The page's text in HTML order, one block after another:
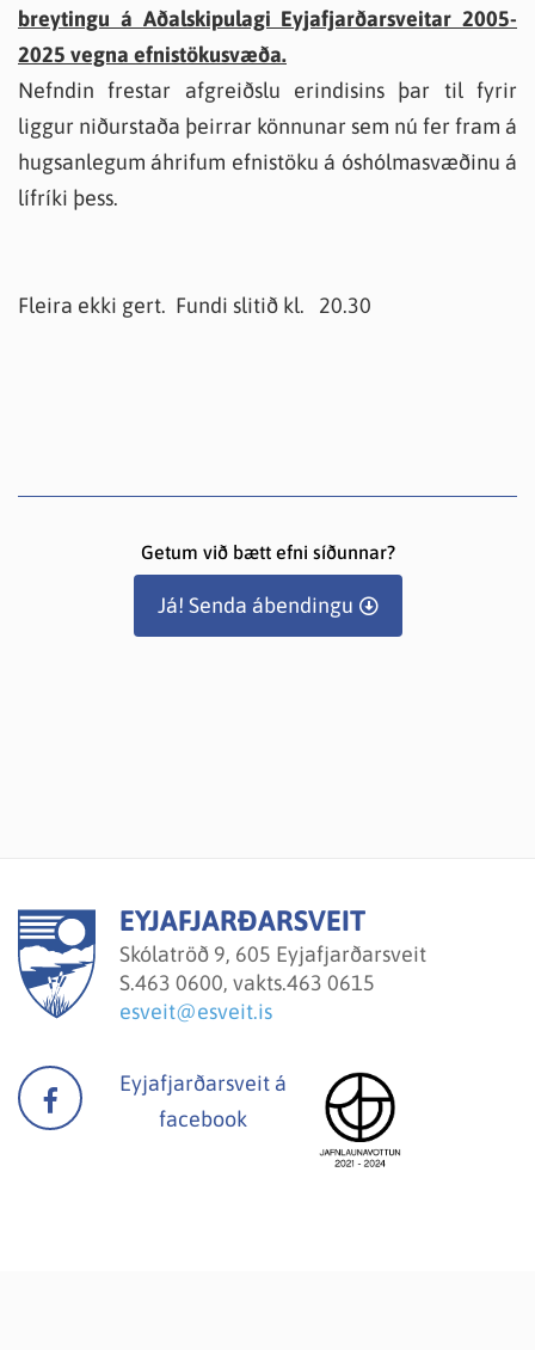
breytingu á Aðalskipulagi Eyjafjarðarsveitar 2005-
2025 vegna efnistökusvæða.
Nefndin frestar afgreiðslu erindisins þar til fyrir
liggur niðurstaða þeirrar könnunar sem nú fer fram á
hugsanlegum áhrifum efnistöku á óshólmasvæðinu á
lífríki þess.
Fleira ekki gert. Fundi slitið kl. 20.30
Getum við bætt efni síðunnar?
Já! Senda ábendingu
EYJAFJARÐARSVEIT
Skólatröð 9, 605 Eyjafjarðarsveit
S.463 0600, vakts.463 0615
esveit@esveit.is
Eyjafjarðarsveit á
facebook